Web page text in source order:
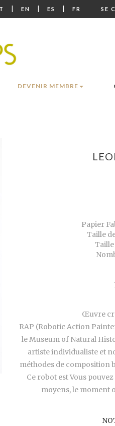
| EN | ES | FR SE
DEVENIR MEMBRE
Papier
Taille
Taille
Œuvre
RAP (Robotic Action
le Museum of Natural
artiste individualiste et
méthodes de composition
Ce robot est Vous
moyens, le moment